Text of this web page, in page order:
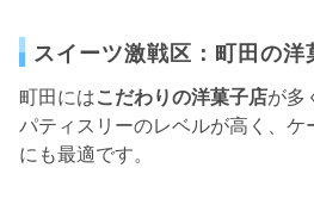
スイーツ激戦区：町田の洋
町田にはこだわりの洋菓子店が多
パティスリーのレベルが高く、
にも最適です。